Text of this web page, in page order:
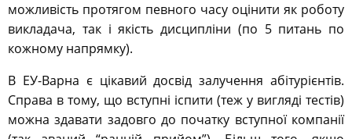
можливість протягом певного часу оцінити як роботу
викладача, так і якість дисципліни (по 5 питань по
кожному напрямку).
В ЕУ-Варна є цікавий досвід залучення абітурієнтів.
Справа в тому, що вступні іспити (теж у вигляді тестів)
можна здавати задовго до початку вступної компанії